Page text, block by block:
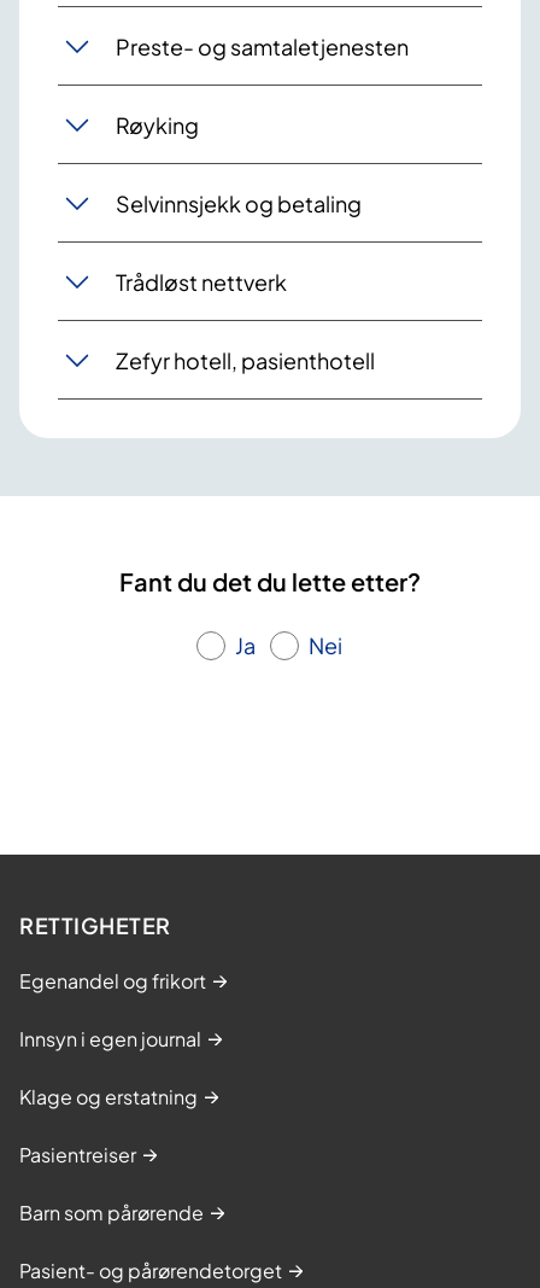
Preste- og samtaletjenesten
Røyking
Selvinnsjekk og betaling
Trådløst nettverk
Zefyr hotell, pasienthotell
Fant du det du lette etter?
Ja Nei
RETTIGHETER
Egenandel og frikort
Innsyn i egen journal
Klage og erstatning
Pasientreiser
Barn som pårørende
Pasient- og pårørendetorget